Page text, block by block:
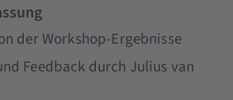
der Workshop-Ergebnisse
Feedback durch Julius van